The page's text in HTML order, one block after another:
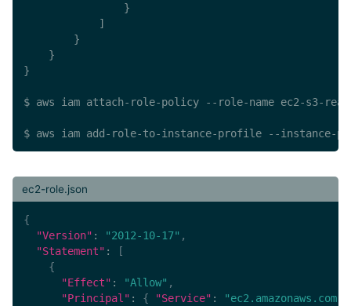
                }
            ]
        }
    }
}
$ aws iam attach-role-policy --role-name ec2-s3-read
$ aws iam add-role-to-instance-profile --instance-
ec2-role.json
{
"Version" : "2012-10-17" ,
"Statement" :
[
{
"Effect" : "Allow" ,
"Principal" : { "Service" : "ec2.amazonaws.com"